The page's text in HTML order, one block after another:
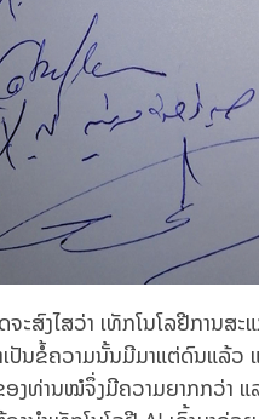
ະສົງໄສວ່າ ເທັກໂນໂລຢີການສະ
ເປັນຂໍ້ຄວາມນັ້ນມີມາແຕ່ດົນແລ້ວ
ອງທ່ານໝໍຈຶ່ງມີຄວາມຍາກກວ່າ ແ